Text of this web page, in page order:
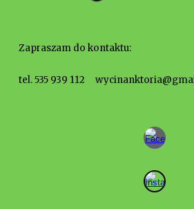
Zapraszam do kontaktu:
tel. 535 939 112